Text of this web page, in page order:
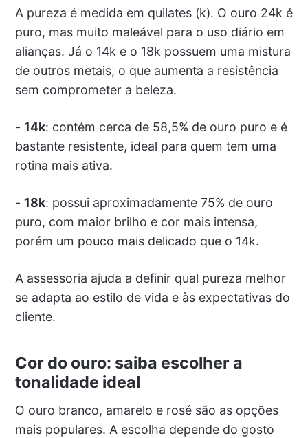
A pureza é medida em quilates (k). O ouro 24k é
puro, mas muito maleável para o uso diário em
alianças. Já o 14k e o 18k possuem uma mistura
de outros metais, o que aumenta a resistência
sem comprometer a beleza.
- 14k: contém cerca de 58,5% de ouro puro e é
bastante resistente, ideal para quem tem uma
rotina mais ativa.
- 18k: possui aproximadamente 75% de ouro
puro, com maior brilho e cor mais intensa,
porém um pouco mais delicado que o 14k.
A assessoria ajuda a definir qual pureza melhor
se adapta ao estilo de vida e às expectativas do
cliente.
Cor do ouro: saiba escolher a
tonalidade ideal
O ouro branco, amarelo e rosé são as opções
mais populares. A escolha depende do gosto